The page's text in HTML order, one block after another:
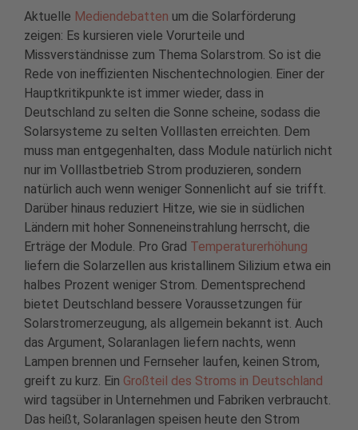
Aktuelle Mediendebatten um die Solarförderung
zeigen: Es kursieren viele Vorurteile und
Missverständnisse zum Thema Solarstrom. So ist die
Rede von ineffizienten Nischentechnologien. Einer der
Hauptkritikpunkte ist immer wieder, dass in
Deutschland zu selten die Sonne scheine, sodass die
Solarsysteme zu selten Volllasten erreichten. Dem
muss man entgegenhalten, dass Module natürlich nicht
nur im Volllastbetrieb Strom produzieren, sondern
natürlich auch wenn weniger Sonnenlicht auf sie trifft.
Darüber hinaus reduziert Hitze, wie sie in südlichen
Ländern mit hoher Sonneneinstrahlung herrscht, die
Erträge der Module. Pro Grad Temperaturerhöhung
liefern die Solarzellen aus kristallinem Silizium etwa ein
halbes Prozent weniger Strom. Dementsprechend
bietet Deutschland bessere Voraussetzungen für
Solarstromerzeugung, als allgemein bekannt ist. Auch
das Argument, Solaranlagen liefern nachts, wenn
Lampen brennen und Fernseher laufen, keinen Strom,
greift zu kurz. Ein Großteil des Stroms in Deutschland
wird tagsüber in Unternehmen und Fabriken verbraucht.
Das heißt, Solaranlagen speisen heute den Strom